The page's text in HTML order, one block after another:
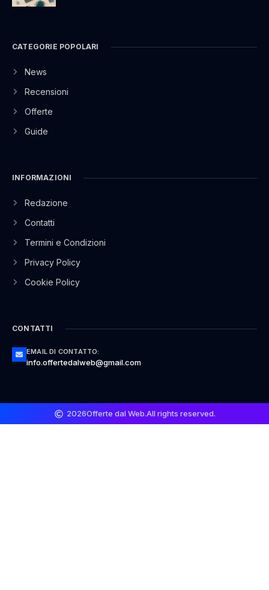
CATEGORIE POPOLARI
News
Recensioni
Offerte
Guide
INFORMAZIONI
Redazione
Contatti
Termini e Condizioni
Privacy Policy
Cookie Policy
CONTATTI
EMAIL DI CONTATTO:
info.offertedalweb@gmail.com
2026Offerte dal Web.All rights reserved.